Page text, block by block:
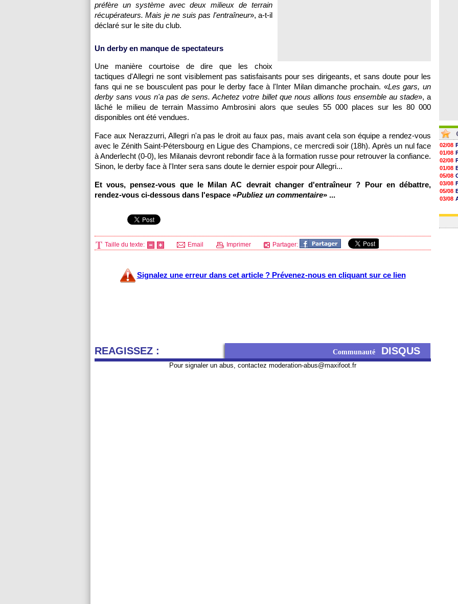
préfère un système avec deux milieux de terrain
récupérateurs. Mais je ne suis pas l'entraîneur», a-t-il
déclaré sur le site du club.
Un derby en manque de spectateurs
Une manière courtoise de dire que les choix
tactiques d'Allegri ne sont visiblement pas satisfaisants pour ses dirigeants, et sans doute pour les
fans qui ne se bousculent pas pour le derby face à l'Inter Milan dimanche prochain. «Les gars, un
derby sans vous n'a pas de sens. Achetez votre billet que nous allions tous ensemble au stade», a
lâché le milieu de terrain Massimo Ambrosini alors que seules 55 000 places sur les 80 000
disponibles ont été vendues.
Face aux Nerazzurri, Allegri n'a pas le droit au faux pas, mais avant cela son équipe a rendez-vous
avec le Zénith Saint-Pétersbourg en Ligue des Champions, ce mercredi soir (18h). Après un nul face
à Anderlecht (0-0), les Milanais devront rebondir face à la formation russe pour retrouver la confiance.
Sinon, le derby face à l'Inter sera sans doute le dernier espoir pour Allegri...
Et vous, pensez-vous que le Milan AC devrait changer d'entraîneur ? Pour en débattre,
rendez-vous ci-dessous dans l'espace «Publiez un commentaire» ...
Taille du texte: Email Imprimer Partager:
Signalez une erreur dans cet article ? Prévenez-nous en cliquant sur ce lien
REAGISSEZ : Communauté DISQUS
Pour signaler un abus, contactez moderation-abus@maxifoot.fr
02/08
01/08
02/08
01/08
05/08
03/08
05/08
03/08
03/08